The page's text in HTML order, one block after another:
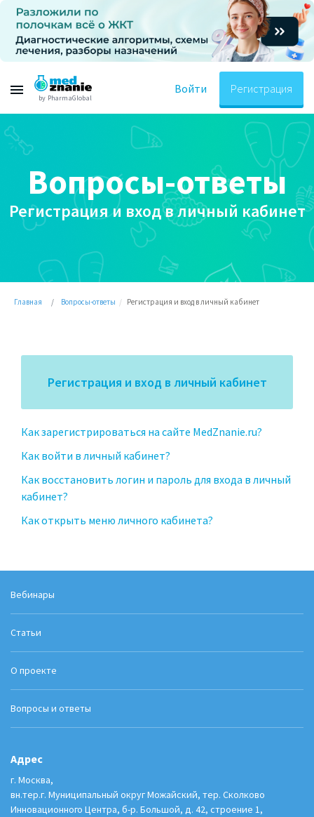
by PharmaGlobal
Войти Регистрация
Вопросы-ответы
Регистрация и вход в личный кабинет
Главная Вопросы-ответы Регистрация и вход в личный кабинет
Регистрация и вход в личный кабинет
Как зарегистрироваться на сайте MedZnanie.ru?
Как войти в личный кабинет?
Как восстановить логин и пароль для входа в личный
кабинет?
Как открыть меню личного кабинета?
Вебинары
Статьи
О проекте
Вопросы и ответы
Адрес
г. Москва,
вн.тер.г. Муниципальный округ Можайский, тер. Сколково
Инновационного Центра, б-р. Большой, д. 42, строение 1,